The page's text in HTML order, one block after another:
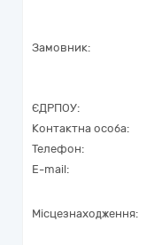
Замовник:
ЄДРПОУ:
Контактна особа:
Телефон:
E-mail:
Місцезнаходження: